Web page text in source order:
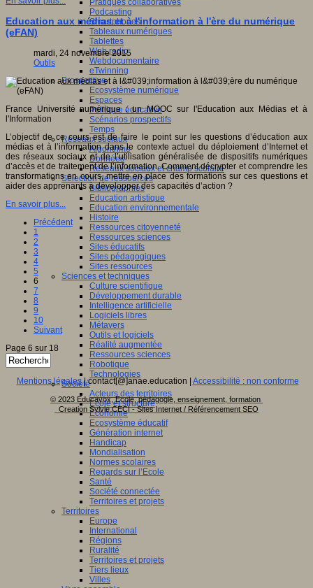
Pratiques collaboratives
Podcasting
Smartphones
Tableaux numériques
Tablettes
Web radio
Webdocumentaire
eTwinning
Prospective
Ecosystème numérique
Espaces
Politique éducative
Scénarios prospectifs
Temps
Réseaux sociaux
Algorithme
Données
Réseaux sociaux et champ scolaire
Sélection de ressources
Bibliographies
Education artistique
Education environnementale
Histoire
Ressources citoyenneté
Ressources sciences
Sites éducatifs
Sites pédagogiques
Sites ressources
Sciences et techniques
Culture scientifique
Développement durable
Intelligence artificielle
Logiciels libres
Métavers
Outils et logiciels
Réalité augmentée
Ressources sciences
Robotique
Technologies
Société
Acteurs des territoires
Ecole et structure
Economie
Ecosystème éducatif
Génération internet
Handicap
Mondialisation
Normes scolaires
Regards sur l’Ecole
Santé
Société connectée
Territoires et projets
Territoires
Europe
International
Régions
Ruralité
Territoires et projets
Tiers lieux
Villes
Education aux médias et à l'information à l'ère du numérique
(eFAN)
mardi, 24 novembre 2015
Outils
France Université numérique : un MOOC sur l'Education aux Médias et à
l'Information
L’objectif de ce cours est de faire le point sur les questions d’éducation aux
médias et à l’information dans le contexte actuel du déploiement d’Internet et
des réseaux sociaux et de l’utilisation généralisée de dispositifs numériques
d’accès et de traitement de l’information. Comment décrypter et comprendre les
transformations en cours, mettre en place des formations sur ces questions et
aider des apprenants à développer des capacités d’action ?
En savoir plus...
Précédent
1
2
3
4
5
6
7
8
9
10
Suivant
Page 6 sur 18
Mentions légales| contact[@]anae.education | Accessibilité : non conforme
© 2023 Educavox, Ecole, pédagogie, enseignement, formation
Creation Sylvie CECI - Sites Internet / Référencement SEO